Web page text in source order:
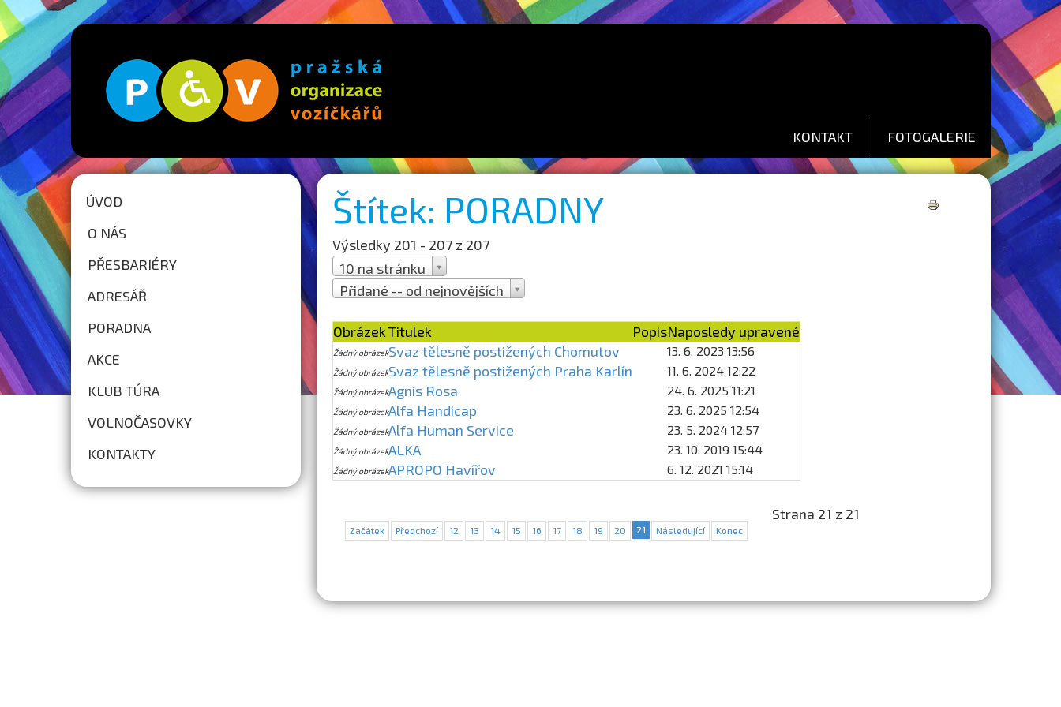
KONTAKT FOTOGALERIE
ÚVOD
O NÁS
PŘESBARIÉRY
ADRESÁŘ
PORADNA
AKCE
KLUB TÚRA
VOLNOČASOVKY
KONTAKTY
Štítek: PORADNY
Výsledky 201 - 207 z 207
10 na stránku
Přidané -- od nejnovějších
ObrázekTitulek PopisNaposledy upravené
Žádný obrázekSvaz tělesně postižených Chomutov 13. 6. 2023 13:56
Žádný obrázekSvaz tělesně postižených Praha Karlín 11. 6. 2024 12:22
Žádný obrázekAgnis Rosa 24. 6. 2025 11:21
Žádný obrázekAlfa Handicap 23. 6. 2025 12:54
Žádný obrázekAlfa Human Service 23. 5. 2024 12:57
Žádný obrázekALKA 23. 10. 2019 15:44
Žádný obrázekAPROPO Havířov 6. 12. 2021 15:14
Strana 21 z 21
Začátek Předchozí 12 13 14 15 16 17 18 19 20 21 Následující Konec